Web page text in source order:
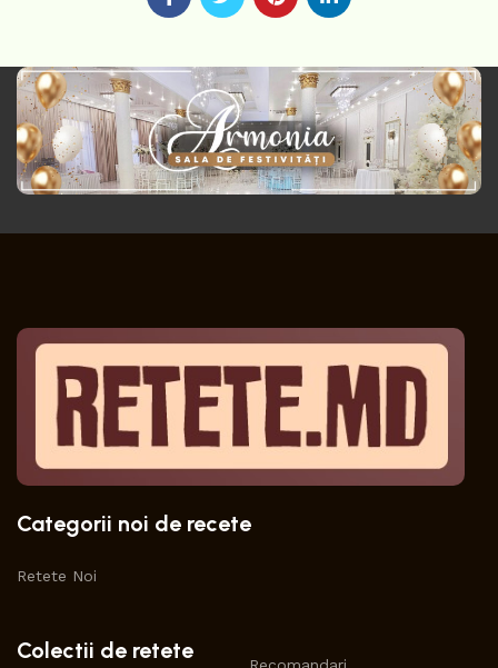
Categorii noi de recete
Retete Noi
Colectii de retete
Recomandari